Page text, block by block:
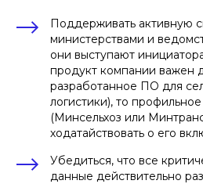
Поддерживать активную
министерствами и
они выступают
продукт компании важен
разработанное ПО для
логистики), то
(Минсельхоз или
ходатайствовать о его
Убедиться, что все
данные действительно
Подписаться на рассылку
Нажимая кнопку «Подписаться на рассылку»,
даете
на обработку персональных
данных в соответствии сполитикой
персональных данных